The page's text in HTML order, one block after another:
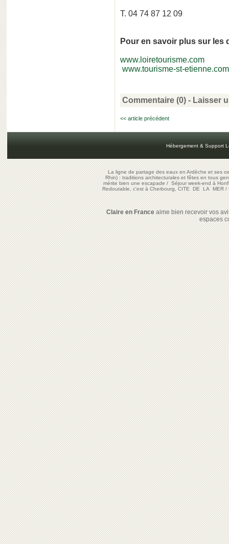
T. 04 74 87 12 09
Pour en savoir plus sur les
www.loiretourisme.com
www.tourisme-st-etienne.com
Commentaire (0) - Laisser
<< article précédent
Hébergement & Support
La ligne de partage des eaux en Ardèche et ses
Rhin) : traditions architecturales et fêtes en tous
mérite bien une escapade/Séjour week-end à
Redoutable, c'est à Cherbourg, CITE DE LA MER/
Claire en Franceaime bien recevoir vos
espaces